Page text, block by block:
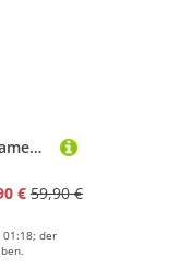
L.gonline Jogginganzug Damen Freizeitanzug, Sportlich, mit Streifen 526 (Packung, 2-tlg), Fitness Freizeit Casual
€ 59,90 €
der